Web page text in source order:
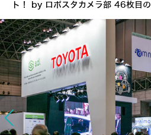
ト！ by ロボスタカメラ部 46枚目